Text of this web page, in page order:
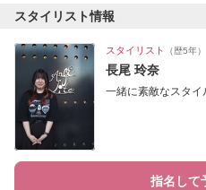
スタイリスト情報
スタイリスト （歴5年）
長尾 玲奈
一緒に素敵なスタイ
指名して